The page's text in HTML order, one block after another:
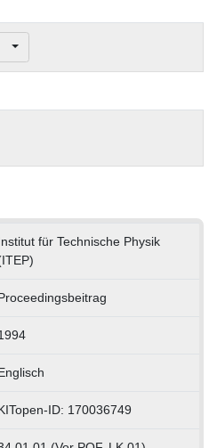
für Technische Physik
ID: 170036749